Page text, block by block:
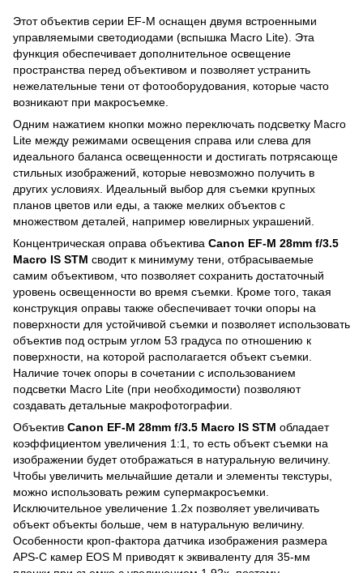
Этот объектив серии EF-M оснащен двумя встроенными
управляемыми светодиодами (вспышка Macro Lite). Эта
функция обеспечивает дополнительное освещение
пространства перед объективом и позволяет устранить
нежелательные тени от фотооборудования, которые часто
возникают при макросъемке.
Одним нажатием кнопки можно переключать подсветку Macro
Lite между режимами освещения справа или слева для
идеального баланса освещенности и достигать потрясающе
стильных изображений, которые невозможно получить в
других условиях. Идеальный выбор для съемки крупных
планов цветов или еды, а также мелких объектов с
множеством деталей, например ювелирных украшений.
Концентрическая оправа объектива Canon EF-M 28mm f/3.5
Macro IS STM сводит к минимуму тени, отбрасываемые
самим объективом, что позволяет сохранить достаточный
уровень освещенности во время съемки. Кроме того, такая
конструкция оправы также обеспечивает точки опоры на
поверхности для устойчивой съемки и позволяет использовать
объектив под острым углом 53 градуса по отношению к
поверхности, на которой располагается объект съемки.
Наличие точек опоры в сочетании с использованием
подсветки Macro Lite (при необходимости) позволяют
создавать детальные макрофотографии.
Объектив Canon EF-M 28mm f/3.5 Macro IS STM обладает
коэффициентом увеличения 1:1, то есть объект съемки на
изображении будет отображаться в натуральную величину.
Чтобы увеличить мельчайшие детали и элементы текстуры,
можно использовать режим супермакросъемки.
Исключительное увеличение 1.2x позволяет увеличивать
объект объекты больше, чем в натуральную величину.
Особенности кроп-фактора датчика изображения размера
APS-C камер EOS M приводят к эквиваленту для 35-мм